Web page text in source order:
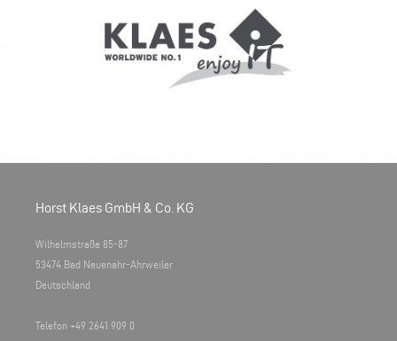
Horst Klaes GmbH & Co. KG
Wilhelmstraße 85-87
53474 Bad Neuenahr-Ahrweiler
Deutschland
Telefon +49 2641 909 0